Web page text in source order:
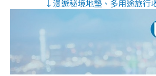
↓漫遊秘境地墊、多用途旅行